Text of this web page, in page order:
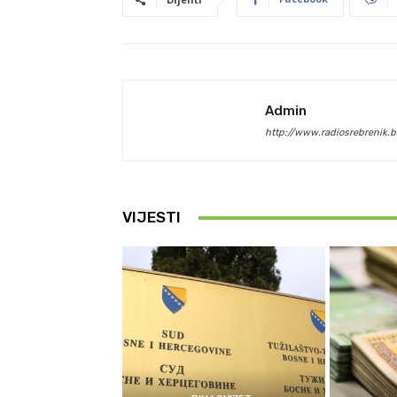
Admin
http://
VIJESTI